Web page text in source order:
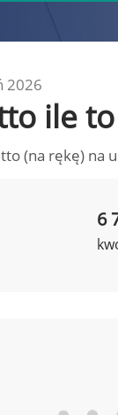
2026
ile
(na rękę) na
6